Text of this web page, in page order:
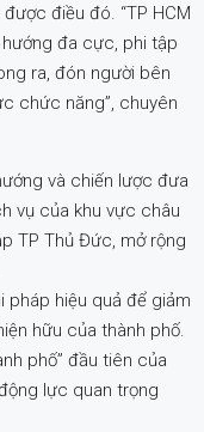
điều đó. “TP HCM
đa cực, phi tập
ra, đón người bên
chức năng”, chuyên
và chiến lược đưa
vụ của khu vực châu
TP Thủ Đức, mở rộng
pháp hiệu quả để giảm
hữu của thành phố.
phố” đầu tiên của
lực quan trọng